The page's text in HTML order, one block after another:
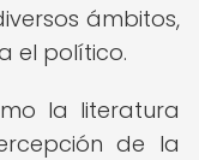
ámbitos,
el político.
la literatura
de la